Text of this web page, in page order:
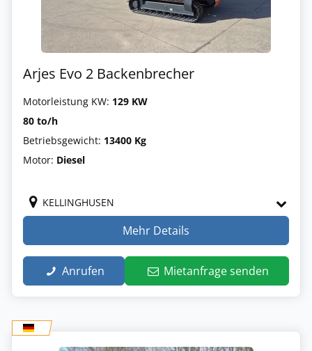
Arjes Evo 2 Backenbrecher
Motorleistung KW: 129 KW
80 to/h
Betriebsgewicht: 13400 Kg
Motor: Diesel
KELLINGHUSEN
Mehr Details
Anrufen Mietanfrage senden